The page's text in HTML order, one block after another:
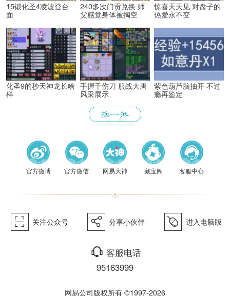
15锻化圣4凌波登台
面
240多次门贡兑换 师
父感觉身体被掏空
惊喜天天见 对盘子的
热爱永不变
化圣9的秒天神龙长啥
样
手握千伤刀 服战大唐
风采展示
紫色葫芦脑抽开 不过
瘾再鉴定
《梦幻
西游》
官方微博 官方微信 网易大神 藏宝阁 客服中心
򰀁 关注公众号 򰀂 分享小伙伴 򰀄 进入电脑版
򰀃 客服电话
95163999
网易公司版权所有 ©1997-2026